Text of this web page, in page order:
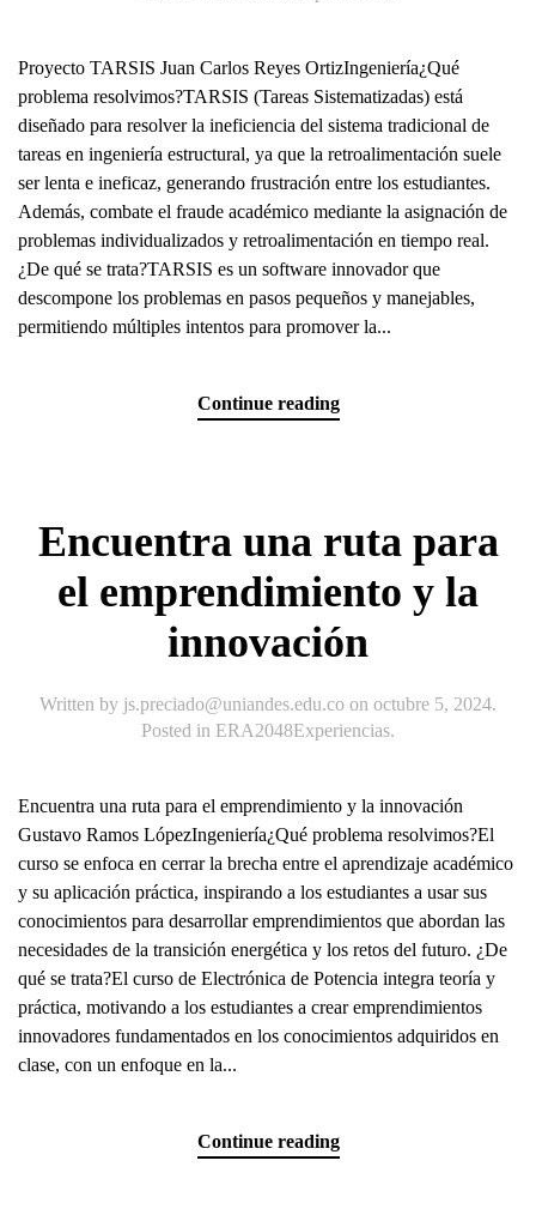
Proyecto TARSIS Juan Carlos Reyes OrtizIngeniería¿Qué
problema resolvimos?TARSIS (Tareas Sistematizadas) está
diseñado para resolver la ineficiencia del sistema tradicional de
tareas en ingeniería estructural, ya que la retroalimentación suele
ser lenta e ineficaz, generando frustración entre los estudiantes.
Además, combate el fraude académico mediante la asignación de
problemas individualizados y retroalimentación en tiempo real.
¿De qué se trata?TARSIS es un software innovador que
descompone los problemas en pasos pequeños y manejables,
permitiendo múltiples intentos para promover la...
Continue reading
Encuentra una ruta para
el emprendimiento y la
innovación
Written by js.preciado@uniandes.edu.co on octubre 5, 2024.
Posted in ERA2048Experiencias.
Encuentra una ruta para el emprendimiento y la innovación
Gustavo Ramos LópezIngeniería¿Qué problema resolvimos?El
curso se enfoca en cerrar la brecha entre el aprendizaje académico
y su aplicación práctica, inspirando a los estudiantes a usar sus
conocimientos para desarrollar emprendimientos que abordan las
necesidades de la transición energética y los retos del futuro. ¿De
qué se trata?El curso de Electrónica de Potencia integra teoría y
práctica, motivando a los estudiantes a crear emprendimientos
innovadores fundamentados en los conocimientos adquiridos en
clase, con un enfoque en la...
Continue reading